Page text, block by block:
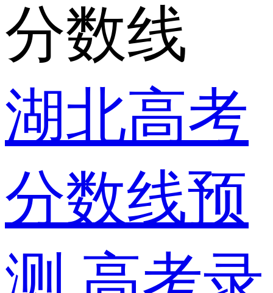
分数线
湖北高考
分数线预